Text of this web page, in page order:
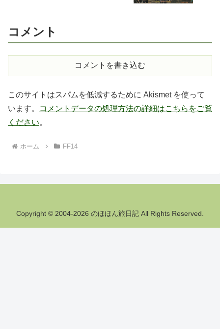
コメント
コメントを書き込む
このサイトはスパムを低減するために Akismet を使って
います。
コメントデータの処理方法の詳細はこちらをご覧
ください。
ホーム FF14
Copyright © 2004-2026 のほほん旅日記 All Rights Reserved.